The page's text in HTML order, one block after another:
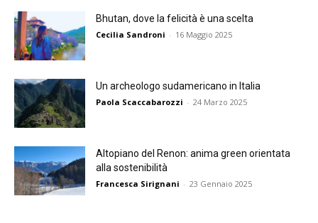
Bhutan, dove la felicità è una scelta
Cecilia Sandroni - 16 Maggio 2025
Un archeologo sudamericano in Italia
Paola Scaccabarozzi - 24 Marzo 2025
Altopiano del Renon: anima green orientata
alla sostenibilità
Francesca Sirignani - 23 Gennaio 2025